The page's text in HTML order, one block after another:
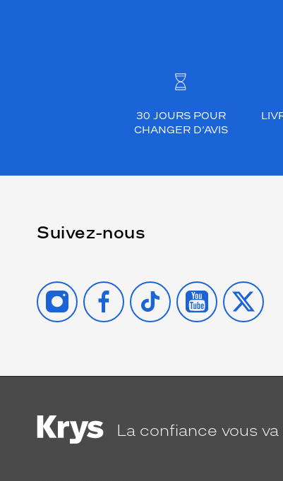
30 JOURS POUR
CHANGER D’AVIS
Suivez-nous
INSTAGRAMFACEBOOK
TIKTOK YOUTUBE
X
La confiance vous